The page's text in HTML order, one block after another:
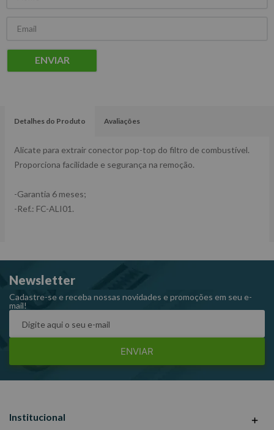
ENVIAR
Detalhes do Produto Avaliações
Alicate para extrair conector pop-top do filtro de combustível.
Proporciona facilidade e segurança na remoção.
-Garantia 6 meses;
-Ref.: FC-ALI01.
Newsletter
Cadastre-se e receba nossas novidades e promoções em seu e-
mail!
ENVIAR
Institucional